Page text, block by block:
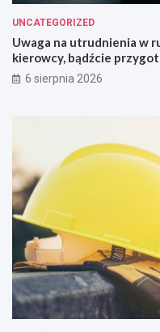
UNCATEGORIZED
Uwaga na utrudnienia w
kierowcy, bądźcie
6 sierpnia 2026